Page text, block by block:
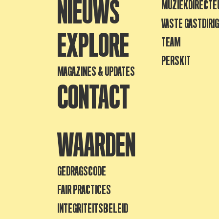
NIEUWS
EXPLORE
MAGAZINES & UPDATES
CONTACT
VASTE
TEAM
PERSKIT
WAARDEN
GEDRAGSCODE
FAIR PRACTICES
INTEGRITEITSBELEID